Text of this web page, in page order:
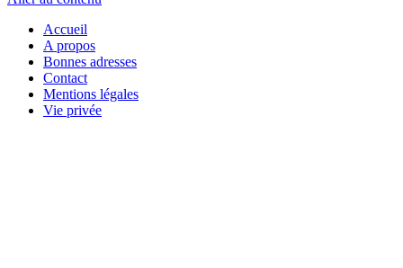
Accueil
A propos
Bonnes adresses
Contact
Mentions légales
Vie privée